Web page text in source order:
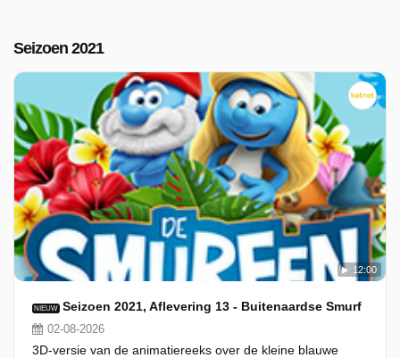
Seizoen 2021
12:00
NIEUW Seizoen 2021, Aflevering 13 - Buitenaardse Smurf
02-08-2026
3D-versie van de animatiereeks over de kleine blauwe